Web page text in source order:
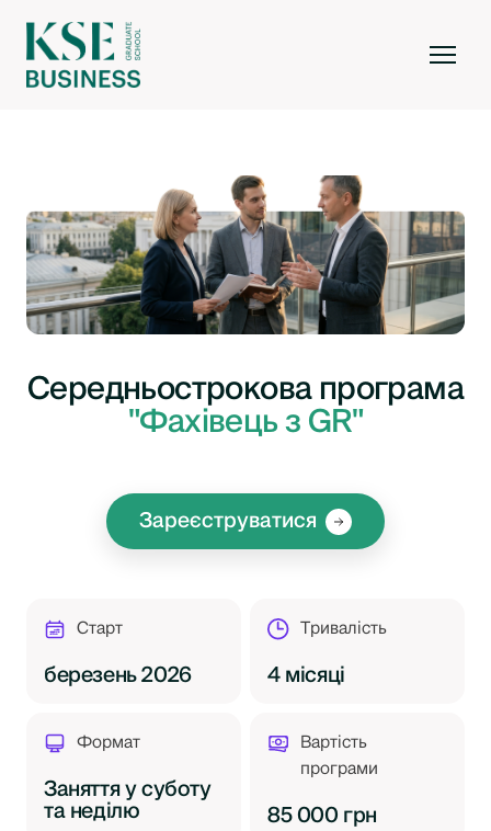
Середньострокова програма
"Фахівець з GR"
Зареєструватися
Старт
березень 2026
Тривалість
4 місяці
Формат
Заняття у суботу
та неділю
Вартість
програми
85 000 грн